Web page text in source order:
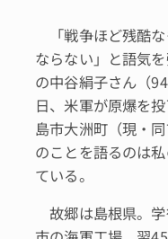
「戦争ほど残酷
ならない」と語気
の中谷絹子さん（
日、米軍が原爆を
島市大洲町（現・
のことを語るのは
ている。
故郷は島根県。